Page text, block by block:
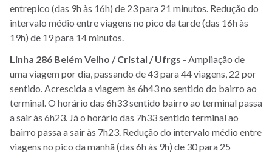
entrepico (das 9h às 16h) de 23 para 21 minutos. Redução do
intervalo médio entre viagens no pico da tarde (das 16h às
19h) de 19 para 14 minutos.
Linha 286 Belém Velho / Cristal / Ufrgs - Ampliação de
uma viagem por dia, passando de 43 para 44 viagens, 22 por
sentido. Acrescida a viagem às 6h43 no sentido do bairro ao
terminal. O horário das 6h33 sentido bairro ao terminal passa
a sair às 6h23. Já o horário das 7h33 sentido terminal ao
bairro passa a sair às 7h23. Redução do intervalo médio entre
viagens no pico da manhã (das 6h às 9h) de 30 para 25